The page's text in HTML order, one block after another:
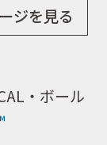
ジを見る
・ボール